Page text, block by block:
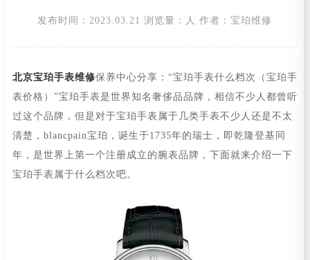
发布时间：2023.03.21 浏览量： 人 作者：宝珀维修
北京宝珀手表维修保养中心分享：“宝珀手表什么档次（宝珀手
表价格）”宝珀手表是世界知名奢侈品品牌，相信不少人都曾听
过这个品牌，但是对于宝珀手表属于几类手表不少人还是不太
清楚，blancpain宝珀，诞生于1735年的瑞士，即乾隆登基同
年，是世界上第一个注册成立的腕表品牌，下面就来介绍一下
宝珀手表属于什么档次吧。